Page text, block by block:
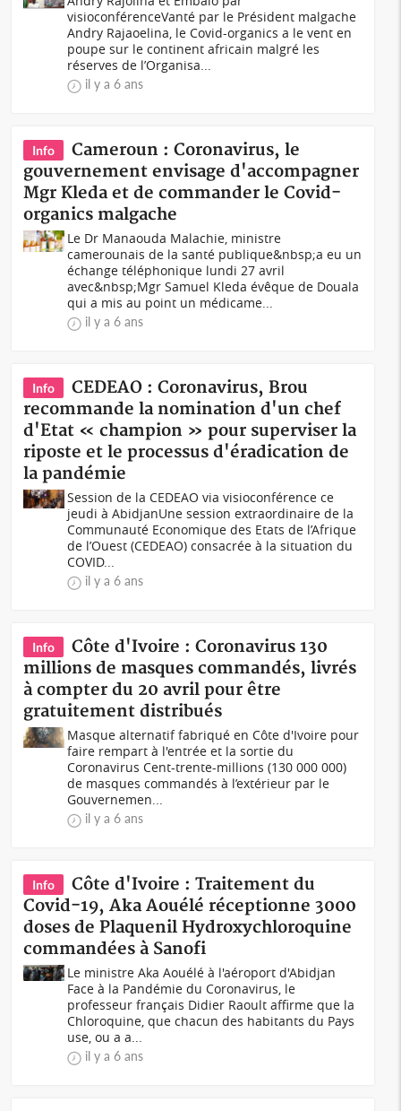
visioconférenceVanté par le Président malgache
Andry Rajaoelina, le Covid-organics a le vent en
poupe sur le continent africain malgré les
réserves de l’Organisa...
il y a 6 ans
Info
Cameroun : Coronavirus, le
gouvernement envisage d'accompagner
Mgr Kleda et de commander le Covid-
organics malgache
Le Dr Manaouda Malachie, ministre
camerounais de la santé publique&nbsp;a eu un
échange téléphonique lundi 27 avril
avec&nbsp;Mgr Samuel Kleda évêque de Douala
qui a mis au point un médicame...
il y a 6 ans
Info
CEDEAO : Coronavirus, Brou
recommande la nomination d'un chef
d'Etat « champion » pour superviser la
riposte et le processus d'éradication de
la pandémie
Session de la CEDEAO via visioconférence ce
jeudi à AbidjanUne session extraordinaire de la
Communauté Economique des Etats de l’Afrique
de l’Ouest (CEDEAO) consacrée à la situation du
COVID...
il y a 6 ans
Info
Côte d'Ivoire : Coronavirus 130
millions de masques commandés, livrés
à compter du 20 avril pour être
gratuitement distribués
Masque alternatif fabriqué en Côte d'Ivoire pour
faire rempart à l'entrée et la sortie du
Coronavirus Cent-trente-millions (130 000 000)
de masques commandés à l’extérieur par le
Gouvernemen...
il y a 6 ans
Info
Côte d'Ivoire : Traitement du
Covid-19, Aka Aouélé réceptionne 3000
doses de Plaquenil Hydroxychloroquine
commandées à Sanofi
Le ministre Aka Aouélé à l'aéroport d'Abidjan
Face à la Pandémie du Coronavirus, le
professeur français Didier Raoult affirme que la
Chloroquine, que chacun des habitants du Pays
use, ou a a...
il y a 6 ans